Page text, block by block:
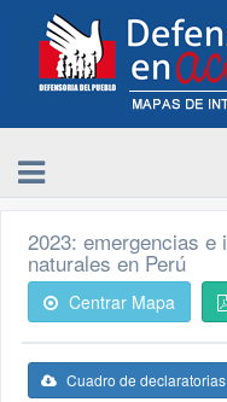
2023: emergencias
naturales en Perú
Centrar Mapa
Cuadro de